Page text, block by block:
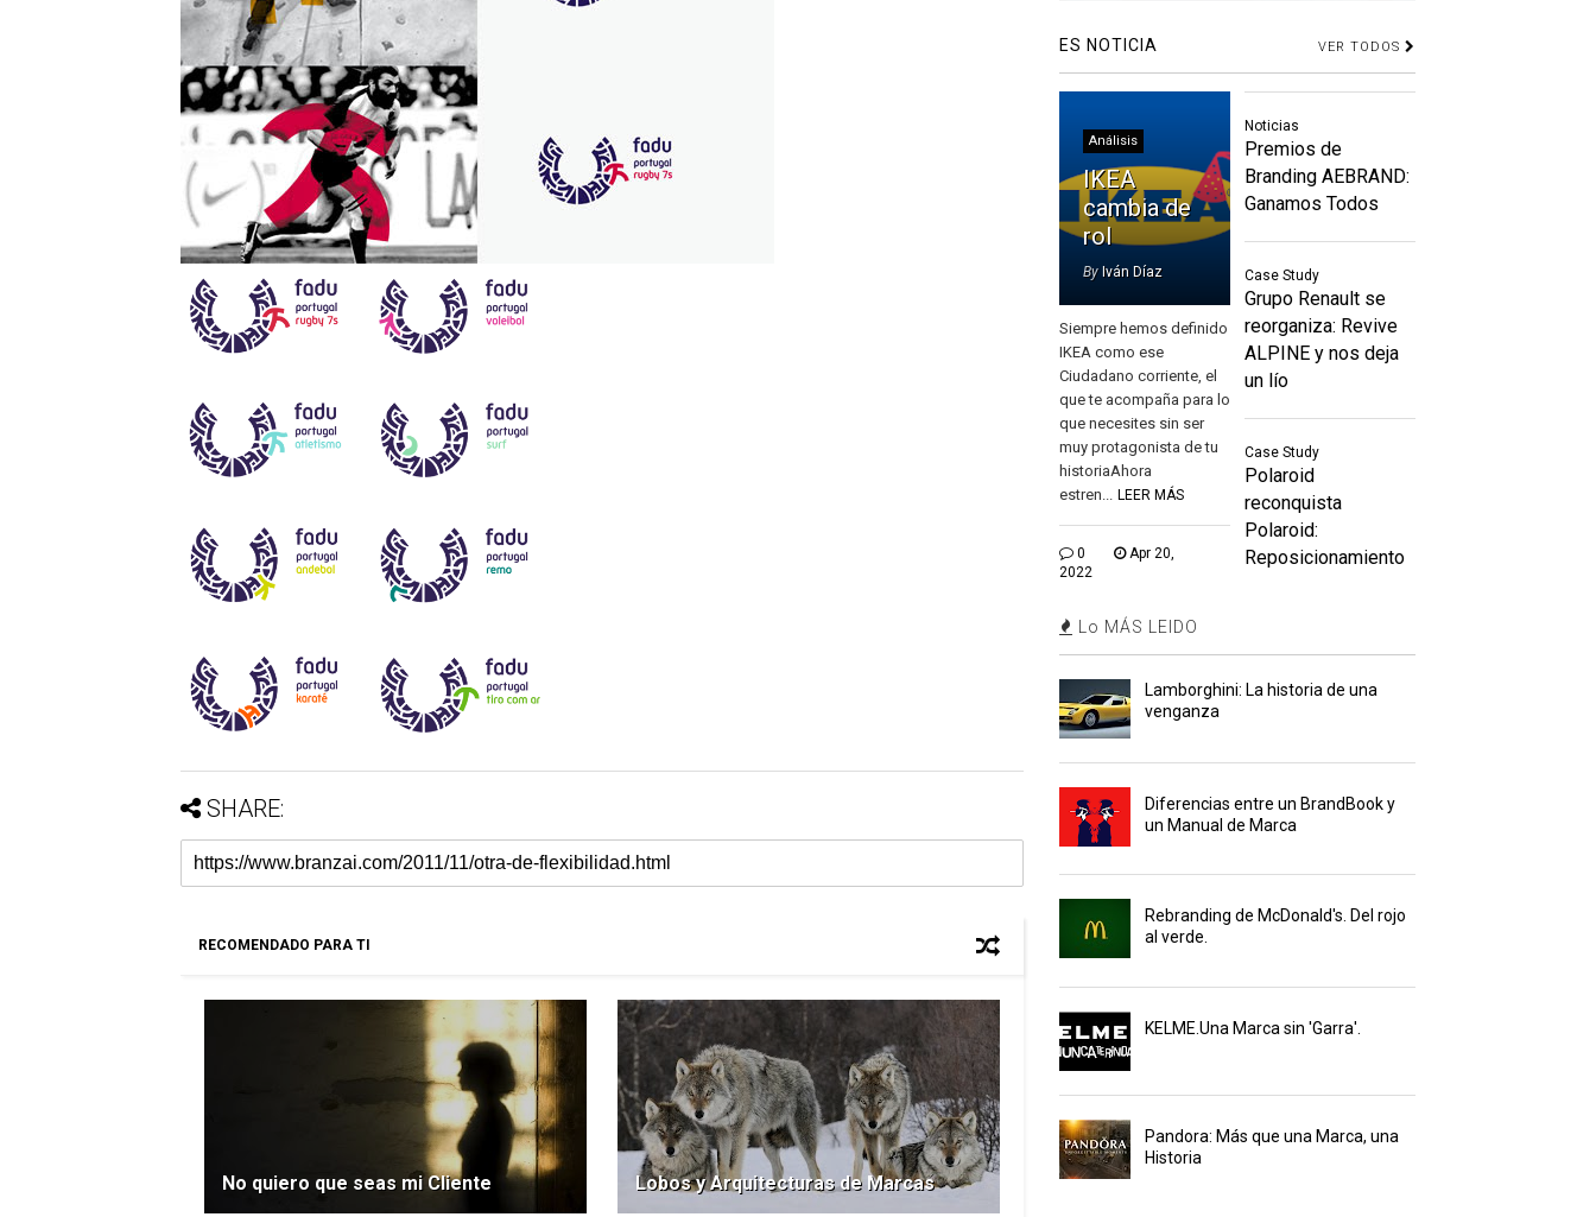
SHARE:
RECOMENDADO PARA TI
No quiero que seas mi Cliente Lobos y Arquitecturas de Marcas
ES NOTICIA VER TODOS
Análisis
IKEA
cambia de
rol
By Iván Díaz
Siempre hemos definido
IKEA como ese
Ciudadano corriente, el
que te acompaña para lo
que necesites sin ser
muy protagonista de tu
historiaAhora
estren...
LEER MÁS
0
Apr 20,
2022
Noticias
Premios de
Branding AEBRAND:
Ganamos Todos
Case Study
Grupo Renault se
reorganiza: Revive
ALPINE y nos deja
un lío
Case Study
Polaroid
reconquista
Polaroid:
Reposicionamiento
Lo MÁS LEIDO
Lamborghini: La historia de una
venganza
Diferencias entre un BrandBook y
un Manual de Marca
Rebranding de McDonald's. Del rojo
al verde.
KELME.Una Marca sin 'Garra'.
Pandora: Más que una Marca, una
Historia